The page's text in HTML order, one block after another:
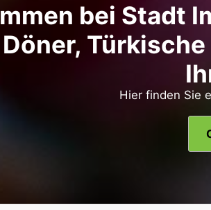
bei Stadt
Hier finden Sie